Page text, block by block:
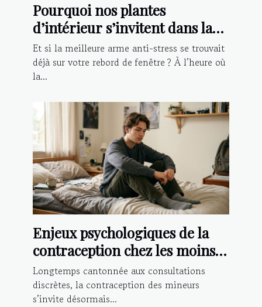
Pourquoi nos plantes
d’intérieur s’invitent dans la
lutte contre le stress
Et si la meilleure arme anti-stress se trouvait
déjà sur votre rebord de fenêtre ? À l’heure où
la...
Enjeux psychologiques de la
contraception chez les moins
de 18 ans
Longtemps cantonnée aux consultations
discrètes, la contraception des mineurs
s’invite désormais...